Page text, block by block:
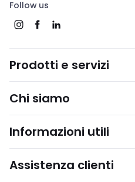
Follow us
Prodotti e servizi
Chi siamo
Informazioni utili
Assistenza clienti